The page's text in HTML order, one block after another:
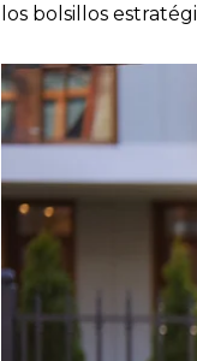
los bolsillos